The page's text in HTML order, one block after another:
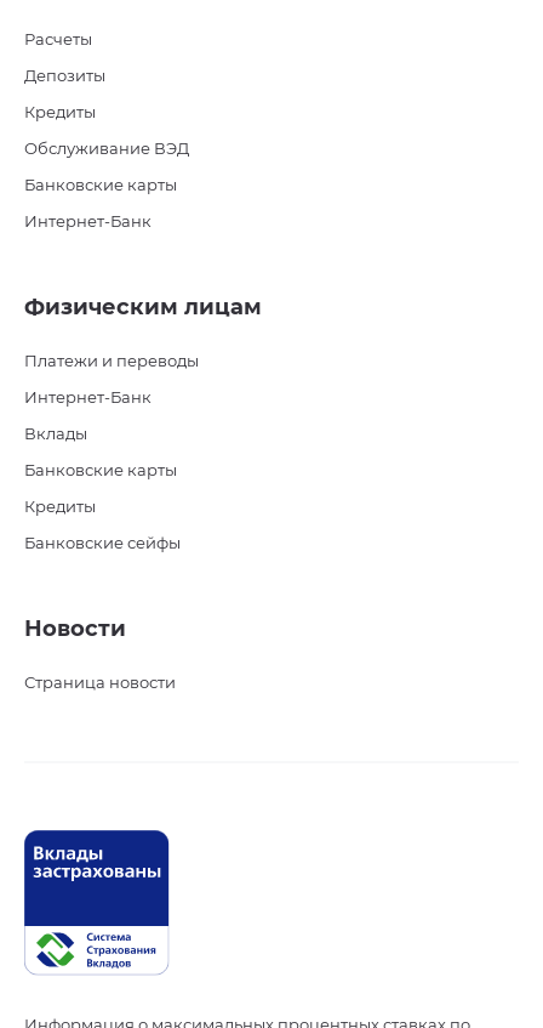
Расчеты
Депозиты
Кредиты
Обслуживание ВЭД
Банковские карты
Интернет-Банк
Физическим лицам
Платежи и переводы
Интернет-Банк
Вклады
Банковские карты
Кредиты
Банковские сейфы
Новости
Страница новости